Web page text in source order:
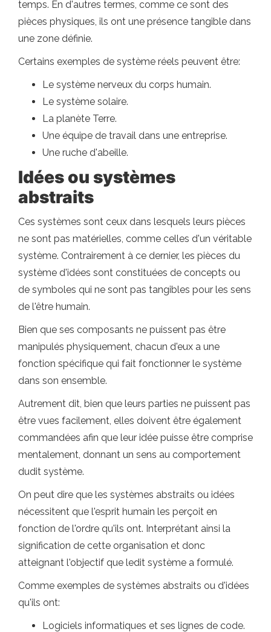
temps. En d'autres termes, comme ce sont des
pièces physiques, ils ont une présence tangible dans
une zone définie.
Certains exemples de système réels peuvent être:
Le système nerveux du corps humain.
Le système solaire.
La planète Terre.
Une équipe de travail dans une entreprise.
Une ruche d'abeille.
Idées ou systèmes
abstraits
Ces systèmes sont ceux dans lesquels leurs pièces
ne sont pas matérielles, comme celles d'un véritable
système. Contrairement à ce dernier, les pièces du
système d'idées sont constituées de concepts ou
de symboles qui ne sont pas tangibles pour les sens
de l'être humain.
Bien que ses composants ne puissent pas être
manipulés physiquement, chacun d'eux a une
fonction spécifique qui fait fonctionner le système
dans son ensemble.
Autrement dit, bien que leurs parties ne puissent pas
être vues facilement, elles doivent être également
commandées afin que leur idée puisse être comprise
mentalement, donnant un sens au comportement
dudit système.
On peut dire que les systèmes abstraits ou idées
nécessitent que l'esprit humain les perçoit en
fonction de l'ordre qu'ils ont. Interprétant ainsi la
signification de cette organisation et donc
atteignant l'objectif que ledit système a formulé.
Comme exemples de systèmes abstraits ou d'idées
qu'ils ont:
Logiciels informatiques et ses lignes de code.